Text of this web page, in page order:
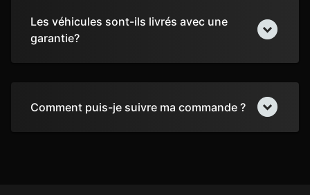
Les véhicules sont-ils livrés avec une
garantie?
Comment puis-je suivre ma commande ?